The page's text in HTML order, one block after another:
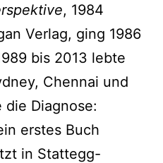
, 1984
Verlag, ging 1986
bis 2013 lebte
Chennai und
Diagnose:
erstes Buch
in Stattegg-